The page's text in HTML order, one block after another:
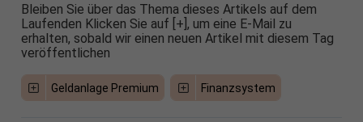
Bleiben Sie über das Thema dieses Artikels auf dem
Laufenden Klicken Sie auf [+], um eine E-Mail zu
erhalten, sobald wir einen neuen Artikel mit diesem Tag
veröffentlichen
Geldanlage Premium Finanzsystem